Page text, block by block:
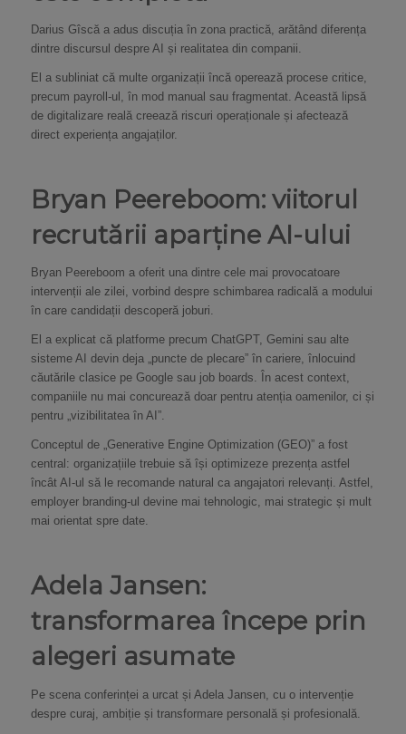
Darius Gîscă a adus discuția în zona practică, arătând diferența
dintre discursul despre AI și realitatea din companii.
El a subliniat că multe organizații încă operează procese critice,
precum payroll-ul, în mod manual sau fragmentat. Această lipsă
de digitalizare reală creează riscuri operaționale și afectează
direct experiența angajaților.
Bryan Peereboom: viitorul
recrutării aparține AI-ului
Bryan Peereboom a oferit una dintre cele mai provocatoare
intervenții ale zilei, vorbind despre schimbarea radicală a modului
în care candidații descoperă joburi.
El a explicat că platforme precum ChatGPT, Gemini sau alte
sisteme AI devin deja „puncte de plecare” în cariere, înlocuind
căutările clasice pe Google sau job boards. În acest context,
companiile nu mai concurează doar pentru atenția oamenilor, ci și
pentru „vizibilitatea în AI”.
Conceptul de „Generative Engine Optimization (GEO)” a fost
central: organizațiile trebuie să își optimizeze prezența astfel
încât AI-ul să le recomande natural ca angajatori relevanți. Astfel,
employer branding-ul devine mai tehnologic, mai strategic și mult
mai orientat spre date.
Adela Jansen:
transformarea începe prin
alegeri asumate
Pe scena conferinței a urcat și Adela Jansen, cu o intervenție
despre curaj, ambiție și transformare personală și profesională.